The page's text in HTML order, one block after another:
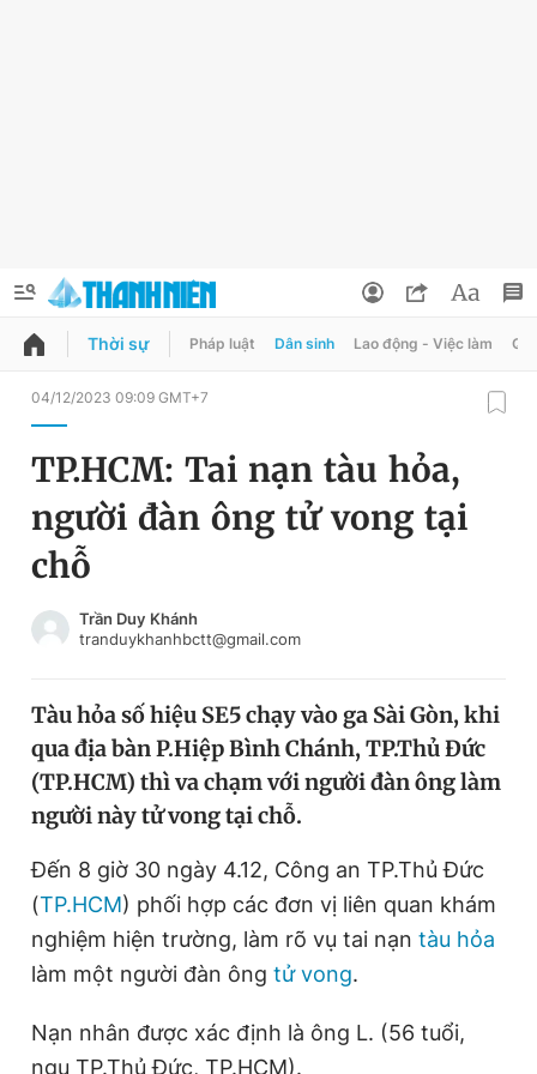
QUẢNG CÁO
Chuyên mục
Chuyên mục khác
Chào ngày mới
Video Magazine
Sản phẩm khác
Tiện ích Bạn cần biết
Thông tin tòa soạn Liên hệ quảng cáo
Đổi mật khẩu
Tin đã lưu
Đăng xuất
Thời sự Pháp luật Dân sinh Lao động - Việc làm
04/12/2023 09:09 GMT+7
TP.HCM: Tai nạn tàu hỏa,
người đàn ông tử vong tại
chỗ
Trần Duy Khánh
tranduykhanhbctt@gmail.com
Tàu hỏa số hiệu SE5 chạy vào ga Sài Gòn, khi
qua địa bàn P.Hiệp Bình Chánh, TP.Thủ Đức
(TP.HCM) thì va chạm với người đàn ông làm
người này tử vong tại chỗ.
Đến 8 giờ 30 ngày 4.12, Công an TP.Thủ Đức
(TP.HCM) phối hợp các đơn vị liên quan khám
nghiệm hiện trường, làm rõ vụ tai nạn tàu hỏa
làm một người đàn ông tử vong.
Nạn nhân được xác định là ông L. (56 tuổi,
ngụ TP.Thủ Đức, TP.HCM).